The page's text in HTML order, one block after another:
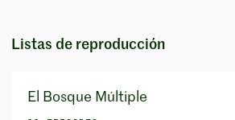
Listas de reproducción
El Bosque Múltiple